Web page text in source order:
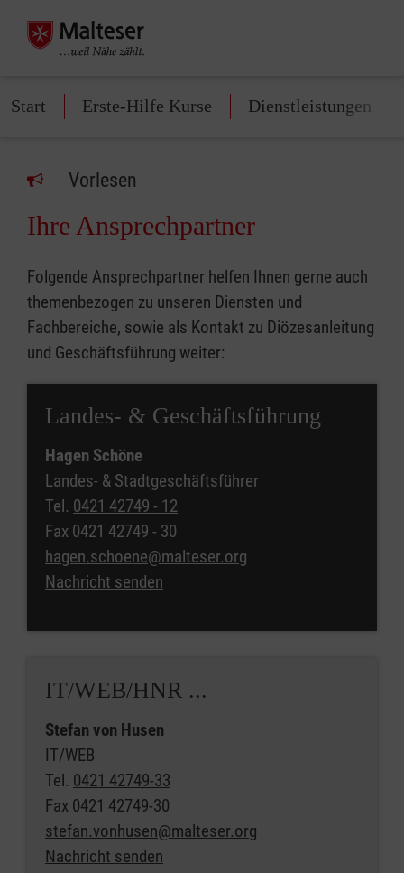
Start Erste-Hilfe Kurse Dienstleistungen
Vorlesen
Ihre Ansprechpartner
Folgende Ansprechpartner helfen Ihnen gerne auch
themenbezogen zu unseren Diensten und
Fachbereiche, sowie als Kontakt zu Diözesanleitung
und Geschäftsführung weiter:
Landes- & Geschäftsführung
Hagen Schöne
Landes- & Stadtgeschäftsführer
Tel. 0421 42749 - 12
Fax 0421 42749 - 30
hagen.schoene@malteser.org
Nachricht senden
IT/WEB/HNR ...
Stefan von Husen
IT/WEB
Tel. 0421 42749-33
Fax 0421 42749-30
stefan.vonhusen@malteser.org
Nachricht senden